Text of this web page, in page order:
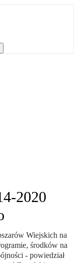
2020
Wiejskich na
środków na
- powiedział